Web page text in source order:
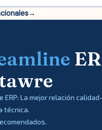
ERP: La mejor relación
técnica.